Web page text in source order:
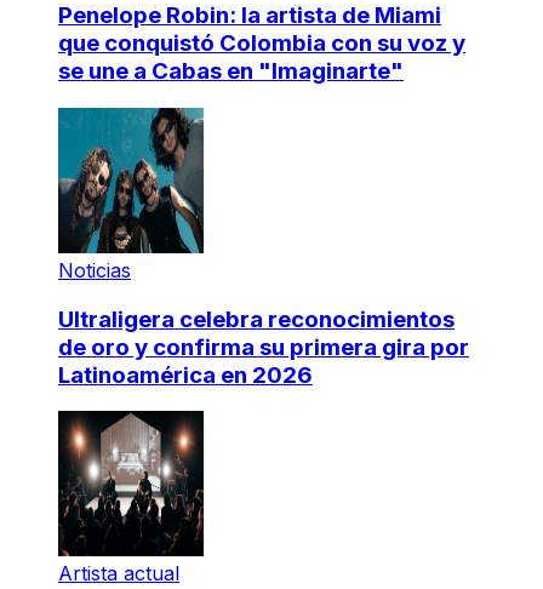
Penelope Robin: la artista de Miami
que conquistó Colombia con su voz y
se une a Cabas en "Imaginarte"
Noticias
Ultraligera celebra reconocimientos
de oro y confirma su primera gira por
Latinoamérica en 2026
Artista actual